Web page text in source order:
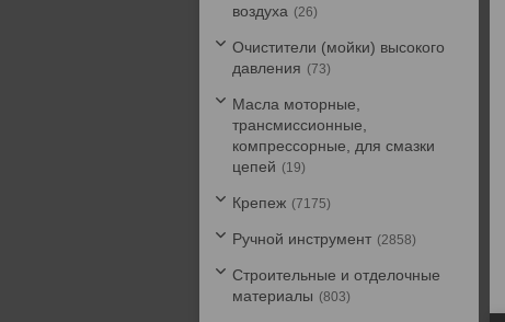
воздуха
26
Очистители (мойки) высокого
давления
73
Масла моторные,
трансмиссионные,
компрессорные, для смазки
цепей
19
Крепеж 7175
Ручной инструмент 2858
Строительные и отделочные
материалы
803